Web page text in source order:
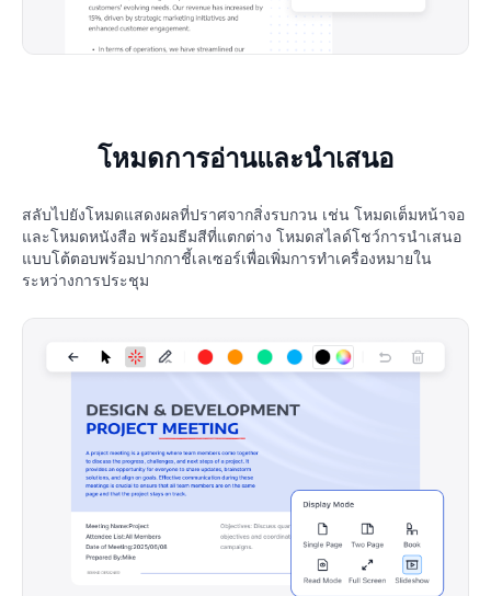
โหมดการอ่านและนำเสนอ
สลับไปยังโหมดแสดงผลที่ปราศจากสิ่งรบกวน เช่น โหมดเต็มหน้าจอ
และโหมดหนังสือ พร้อมธีมสีที่แตกต่าง โหมดสไลด์โชว์การนำเสนอ
แบบโต้ตอบพร้อมปากกาชี้เลเซอร์เพื่อเพิ่มการทำเครื่องหมายใน
ระหว่างการประชุม